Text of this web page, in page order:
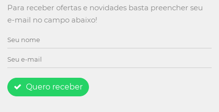
Para receber ofertas e novidades basta preencher seu
e-mail no campo abaixo!
Quero receber